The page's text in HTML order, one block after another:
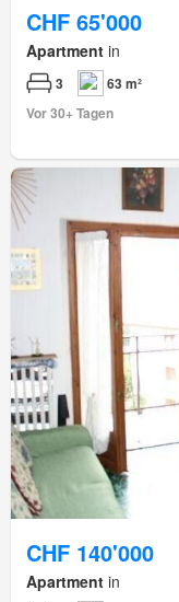
CHF 65'000
Apartment in
3
63 m²
Vor 30+ Tagen
CHF 140'000
Apartment in